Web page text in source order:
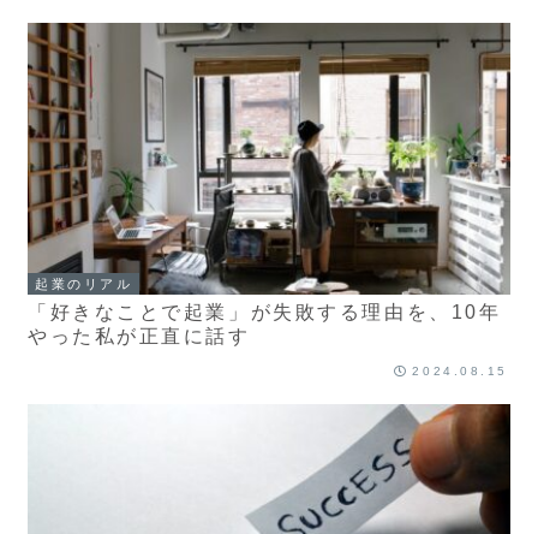
起業のリアル
「好きなことで起業」が失敗する理由を、10年
やった私が正直に話す
2024.08.15